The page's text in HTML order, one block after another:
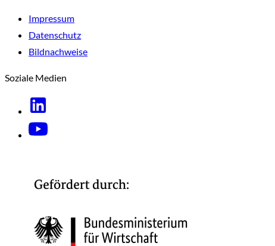
Impressum
Datenschutz
Bildnachweise
Soziale Medien